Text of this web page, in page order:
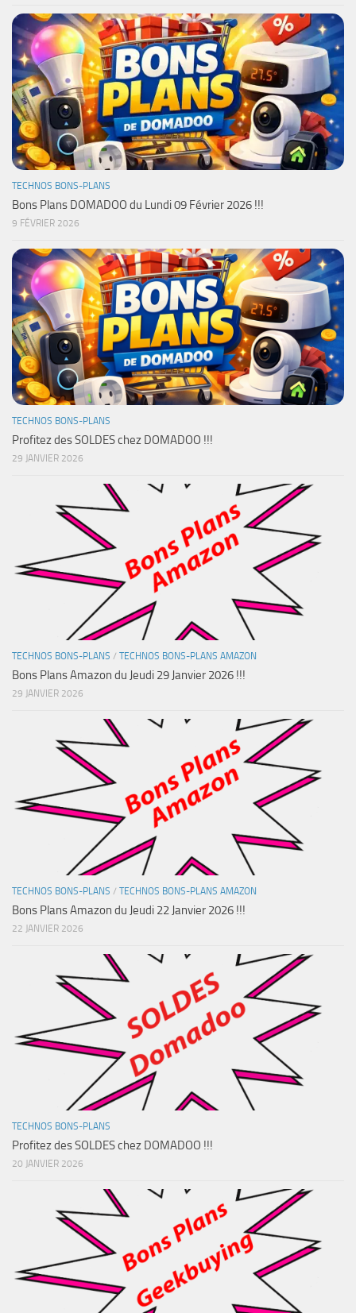
TECHNOS BONS-PLANS
Bons Plans DOMADOO du Lundi 09 Février 2026 !!!
9 FÉVRIER 2026
TECHNOS BONS-PLANS
Profitez des SOLDES chez DOMADOO !!!
29 JANVIER 2026
TECHNOS BONS-PLANS / TECHNOS BONS-PLANS AMAZON
Bons Plans Amazon du Jeudi 29 Janvier 2026 !!!
29 JANVIER 2026
TECHNOS BONS-PLANS / TECHNOS BONS-PLANS AMAZON
Bons Plans Amazon du Jeudi 22 Janvier 2026 !!!
22 JANVIER 2026
TECHNOS BONS-PLANS
Profitez des SOLDES chez DOMADOO !!!
20 JANVIER 2026